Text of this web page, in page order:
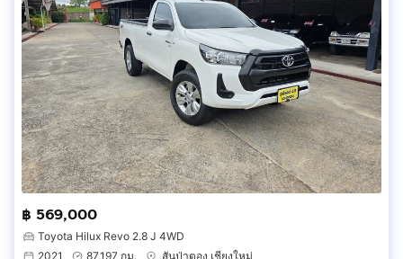
฿ 569,000
Toyota Hilux Revo 2.8 J 4WD
2021
87,197 กม.
สันป่าตอง เชียงใหม่